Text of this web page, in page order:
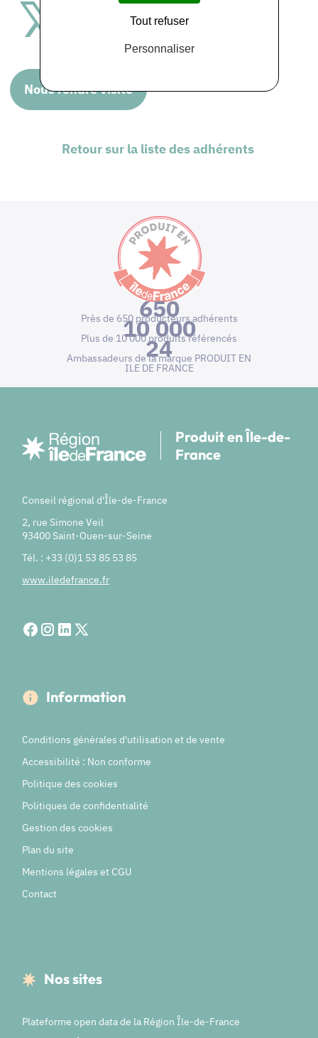
Nous rendre visite
Retour sur la liste des adhérents
650
Près de 650 producteurs adhérents
10 000
Plus de 10 000 produits référencés
24
Ambassadeurs de la marque PRODUIT EN
ILE DE FRANCE
Produit en Île-de-
France
Conseil régional d'Île-de-France
2, rue Simone Veil
93400 Saint-Ouen-sur-Seine
Tél. : +33 (0)1 53 85 53 85
www.iledefrance.fr
Information
Conditions générales d'utilisation et de vente
Accessibilité : Non conforme
Politique des cookies
Politiques de confidentialité
Gestion des cookies
Plan du site
Mentions légales et CGU
Contact
Nos sites
Plateforme open data de la Région Île-de-France
Tout refuser
Personnaliser